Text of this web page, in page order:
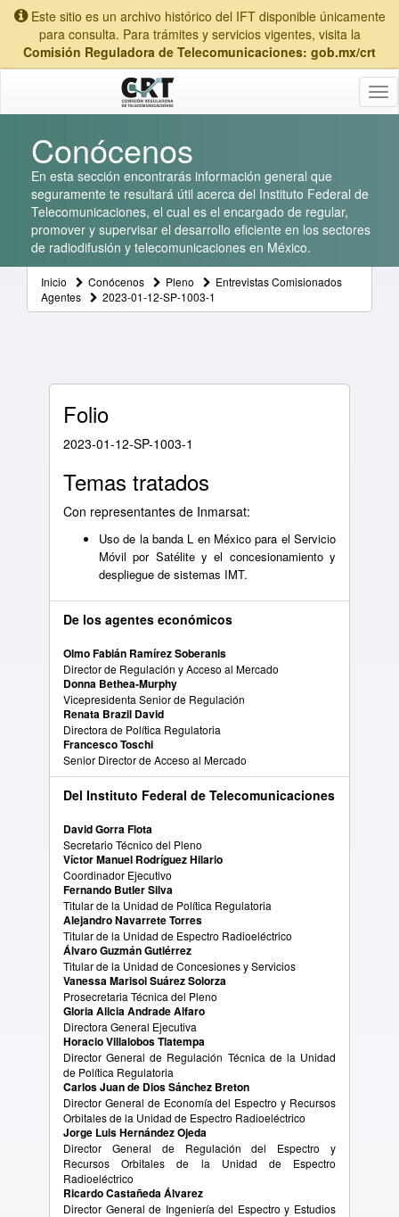
Este sitio es un archivo histórico del IFT disponible únicamente
para consulta. Para trámites y servicios vigentes, visita la
Comisión Reguladora de Telecomunicaciones: gob.mx/crt
Conócenos
En esta sección encontrarás información general que
seguramente te resultará útil acerca del Instituto Federal de
Telecomunicaciones, el cual es el encargado de regular,
promover y supervisar el desarrollo eficiente en los sectores
de radiodifusión y telecomunicaciones en México.
Inicio Conócenos Pleno
Entrevistas Comisionados
Agentes
2023-01-12-SP-1003-1
Folio
2023-01-12-SP-1003-1
Temas tratados
Con representantes de Inmarsat:
Uso de la banda L en México para el Servicio
Móvil por Satélite y el concesionamiento y
despliegue de sistemas IMT.
De los agentes económicos
Olmo Fabián Ramírez Soberanis
Director de Regulación y Acceso al Mercado
Donna Bethea-Murphy
Vicepresidenta Senior de Regulación
Renata Brazil David
Directora de Política Regulatoria
Francesco Toschi
Senior Director de Acceso al Mercado
Del Instituto Federal de Telecomunicaciones
David Gorra Flota
Secretario Técnico del Pleno
Víctor Manuel Rodríguez Hilario
Coordinador Ejecutivo
Fernando Butler Silva
Titular de la Unidad de Política Regulatoria
Alejandro Navarrete Torres
Titular de la Unidad de Espectro Radioeléctrico
Álvaro Guzmán Gutiérrez
Titular de la Unidad de Concesiones y Servicios
Vanessa Marisol Suárez Solorza
Prosecretaria Técnica del Pleno
Gloria Alicia Andrade Alfaro
Directora General Ejecutiva
Horacio Villalobos Tlatempa
Director General de Regulación Técnica de la Unidad
de Política Regulatoria
Carlos Juan de Dios Sánchez Breton
Director General de Economía del Espectro y Recursos
Orbitales de la Unidad de Espectro Radioeléctrico
Jorge Luis Hernández Ojeda
Director General de Regulación del Espectro y
Recursos Orbitales de la Unidad de Espectro
Radioeléctrico
Ricardo Castañeda Álvarez
Director General de Ingeniería del Espectro y Estudios